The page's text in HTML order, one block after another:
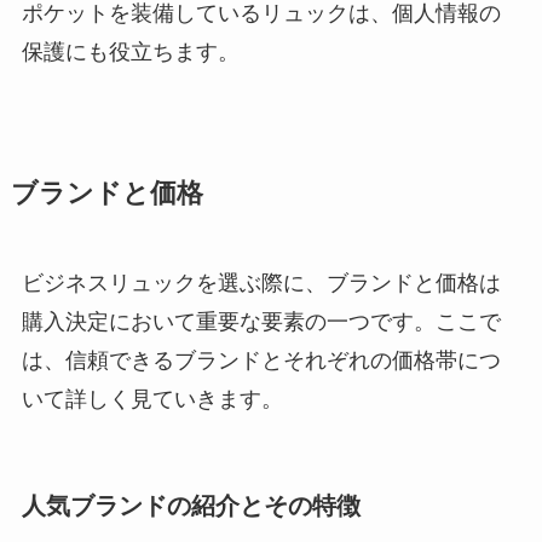
ポケットを装備しているリュックは、個人情報の
保護にも役立ちます。
ブランドと価格
ビジネスリュックを選ぶ際に、ブランドと価格は
購入決定において重要な要素の一つです。ここで
は、信頼できるブランドとそれぞれの価格帯につ
いて詳しく見ていきます。
人気ブランドの紹介とその特徴